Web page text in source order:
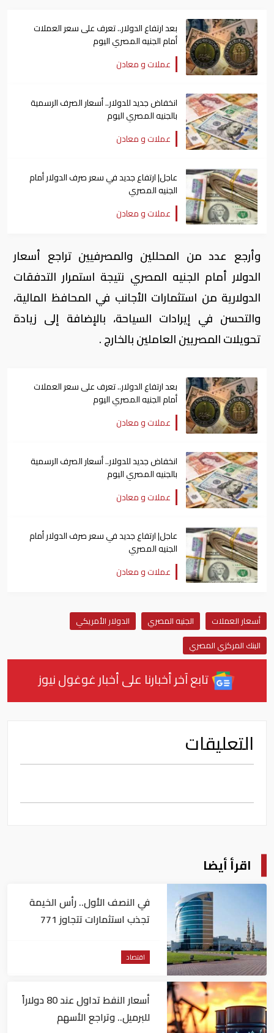
بعد ارتفاع الدولار.. تعرف على سعر العملات
أمام الجنيه المصري اليوم
عملات و معادن
انخفاض جديد للدولار.. أسعار الصرف الرسمية
بالجنيه المصري اليوم
عملات و معادن
عاجل| ارتفاع جديد في سعر صرف الدولار أمام
الجنيه المصري
عملات و معادن
وأرجع عدد من المحللين والمصرفيين تراجع أسعار
الدولار أمام الجنيه المصري نتيجة استمرار التدفقات
الدولارية من استثمارات الأجانب في المحافظ المالية،
والتحسن في إيرادات السياحة، بالإضافة إلى زيادة
تحويلات المصريين العاملين بالخارج .
بعد ارتفاع الدولار.. تعرف على سعر العملات
أمام الجنيه المصري اليوم
عملات و معادن
انخفاض جديد للدولار.. أسعار الصرف الرسمية
بالجنيه المصري اليوم
عملات و معادن
عاجل| ارتفاع جديد في سعر صرف الدولار أمام
الجنيه المصري
عملات و معادن
أسعار العملات الجنيه المصري
الدولار الأمريكي
البنك المركزي المصري
تابع آخر أخبارنا على أخبار غوغول نيوز
التعليقات
اقرأ أيضا
في النصف الأول.. رأس الخيمة
تجذب استثمارات تتجاوز 771
اقتصاد
أسعار النفط تداول عند 80 دولاراً
للبرميل.. وتراجع الأسهم